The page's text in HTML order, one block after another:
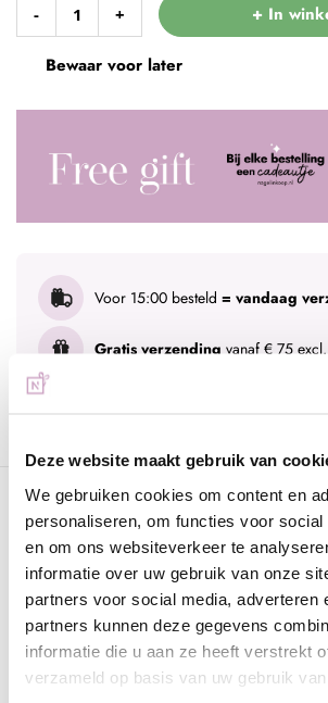
Deze website maakt gebruik van
We gebruiken cookies om content en
personaliseren, om functies voor social
en om ons websiteverkeer te
informatie over uw gebruik van onze
partners voor social media, adverteren
partners kunnen deze gegevens
informatie die u aan ze heeft verstrekt
verzameld op basis van uw gebruik
- + + In
Bewaar voor later
Voor 15:00 besteld = vandaag
Gratis verzending vanaf € 75
WhatsApp met
Omschrijving
Moyra Nagellak Gel look
Deze prachtige nagellak in de warm roze
van gel. De nagellak is heel mooi egaal en
Voordelen van de Moyra nagellak met
Snel drogend